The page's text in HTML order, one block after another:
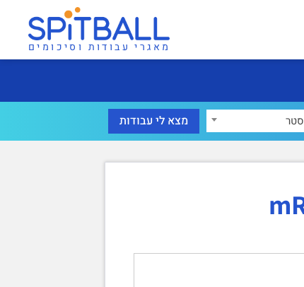
מאגרי עבודות וסיכומים